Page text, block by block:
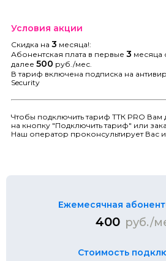
Условия акции
Скидка на 3 месяца!:
Абонентская плата в первые 3 месяца
далее 500 руб./мес.
В тариф включена подписка на
Security
Чтобы подключить тариф ТТК PRO Вам
на кнопку "Подключить тариф" или
Наш оператор проконсультирует Вас и
Ежемесячная
400 руб./
Стоимость